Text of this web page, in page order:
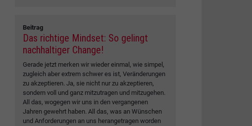
Beitrag
Das richtige Mindset: So gelingt
nachhaltiger Change!
Gerade jetzt merken wir wieder einmal, wie simpel,
zugleich aber extrem schwer es ist, Veränderungen
zu akzeptieren. Ja, sie nicht nur zu akzeptieren,
sondern voll und ganz mitzutragen und mitzugehen.
All das, wogegen wir uns in den vergangenen
Jahren gewehrt haben. All das, was an Wünschen
und Anforderungen an uns herangetragen worden